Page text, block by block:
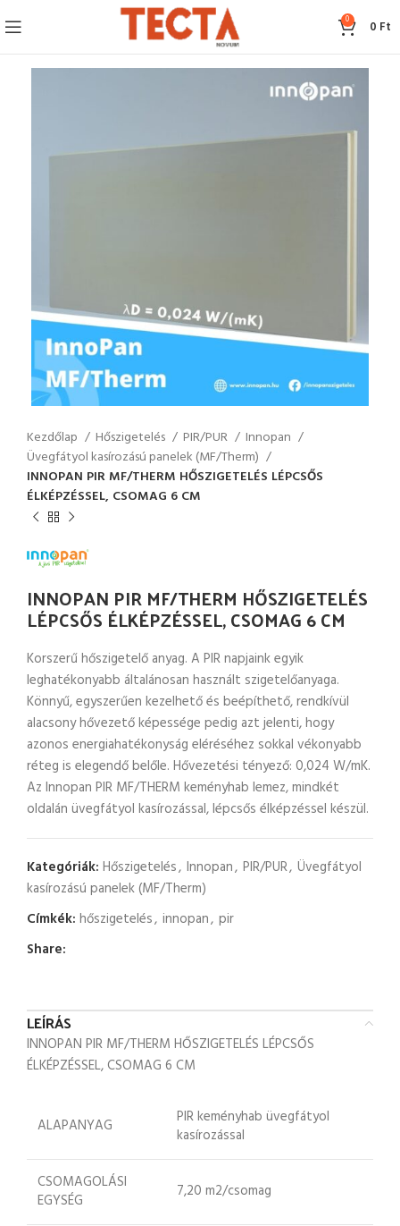
0 0 Ft
Kezdőlap Hőszigetelés PIR/PUR
Innopan
Üvegfátyol kasírozású panelek (MF/Therm)
INNOPAN PIR MF/THERM HŐSZIGETELÉS LÉPCSŐS
ÉLKÉPZÉSSEL, CSOMAG 6 CM
INNOPAN PIR MF/THERM HŐSZIGETELÉS
LÉPCSŐS ÉLKÉPZÉSSEL, CSOMAG 6 CM
Korszerű hőszigetelő anyag. A PIR napjaink egyik
leghatékonyabb általánosan használt szigetelőanyaga.
Könnyű, egyszerűen kezelhető és beépíthető, rendkívül
alacsony hővezető képessége pedig azt jelenti, hogy
azonos energiahatékonyság eléréséhez sokkal vékonyabb
réteg is elegendő belőle. Hővezetési tényező: 0,024 W/mK.
Az Innopan PIR MF/THERM keményhab lemez, mindkét
oldalán üvegfátyol kasírozással, lépcsős élképzéssel készül.
Kategóriák: Hőszigetelés, Innopan, PIR/PUR, Üvegfátyol
kasírozású panelek (MF/Therm)
Címkék: hőszigetelés, innopan, pir
Share:
LEÍRÁS
INNOPAN PIR MF/THERM HŐSZIGETELÉS LÉPCSŐS
ÉLKÉPZÉSSEL, CSOMAG 6 CM
ALAPANYAG
PIR keményhab üvegfátyol
kasírozással
CSOMAGOLÁSI
EGYSÉG
7,20 m2/csomag